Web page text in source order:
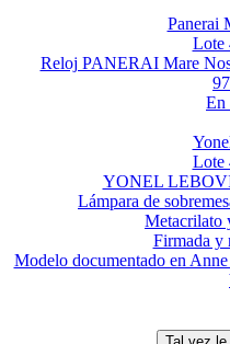
Panerai
Lote
Reloj PANERAI Mare
En
Lote
YONEL
Lámpara de
Metacrilato
Firmada y
Modelo documentado en